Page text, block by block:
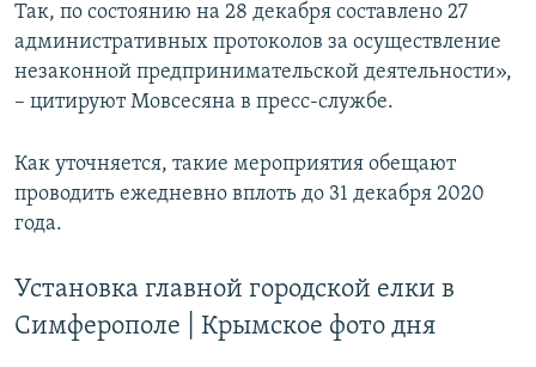
Так, по состоянию на 28 декабря составлено 27
административных протоколов за осуществление
незаконной предпринимательской деятельности»,
– цитируют Мовсесяна в пресс-службе.
Как уточняется, такие мероприятия обещают
проводить ежедневно вплоть до 31 декабря 2020
года.
Установка главной городской елки в
Симферополе | Крымское фото дня